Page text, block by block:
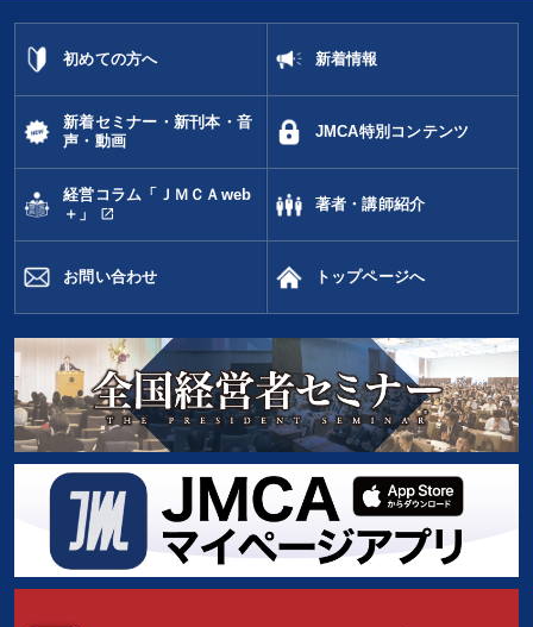
すべての音声・動画（全2077タイトル）からお探しいただけます
お金の授業 多様性・ダイバーシティ いい会社
会長 株式投資 IT・デジタル活用
未来先見 ブランディング 労務問題・リスク対策
不動産投資 地方企業の勝ち方 中小企業 心を磨く
SDGs コミュニケーション 上場企業 AI
ドラッカー 節税
初めての方へ 新着情報
新着セミナー・新刊本・音
声・動画
JMCA特別コンテンツ
経営コラム「ＪＭＣＡweb
＋」
open_in_new
著者・講師紹介
お問い合わせ トップページへ